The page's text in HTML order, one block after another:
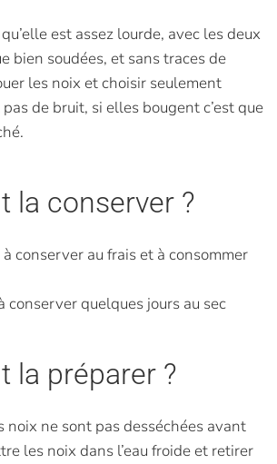
est assez lourde, avec les deux
bien soudées, et sans traces de
les noix et choisir seulement
de bruit, si elles bougent c’est que
la conserver ?
conserver au frais et à consommer
conserver quelques jours au sec
la préparer ?
noix ne sont pas desséchées avant
les noix dans l’eau froide et retirer